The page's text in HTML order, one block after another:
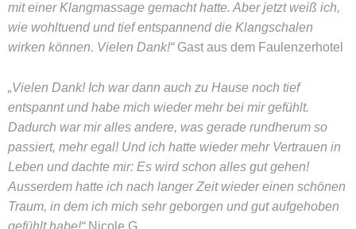
mit einer Klangmassage gemacht hatte. Aber jetzt weiß ich,
wie wohltuend und tief entspannend die Klangschalen
wirken können. Vielen Dank!“Gast aus dem Faulenzerhotel
„Vielen Dank! Ich war dann auch zu Hause noch tief
entspannt und habe mich wieder mehr bei mir gefühlt.
Dadurch war mir alles andere, was gerade rundherum so
passiert, mehr egal! Und ich hatte wieder mehr Vertrauen in
Leben und dachte mir: Es wird schon alles gut gehen!
Ausserdem hatte ich nach langer Zeit wieder einen schönen
Traum, in dem ich mich sehr geborgen und gut aufgehoben
gefühlt habe!“ Nicole G.